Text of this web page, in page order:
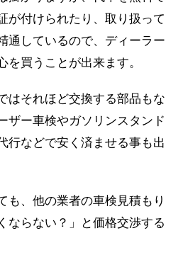
が付けられたり、取り扱って
通しているので、ディーラー
買うことが出来ます。
はそれほど交換する部品もな
ザー車検やガソリンスタンド
行などで安く済ませる事も出
も、他の業者の車検見積もり
ならない？」と価格交渉する